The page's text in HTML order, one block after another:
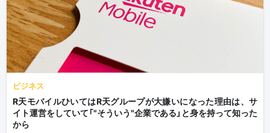
ビジネス
R天モバイルひいてはR天グループが大嫌いになった理由は、サ
イト運営をしていて「"そういう"企業である」と身を持って知った
から